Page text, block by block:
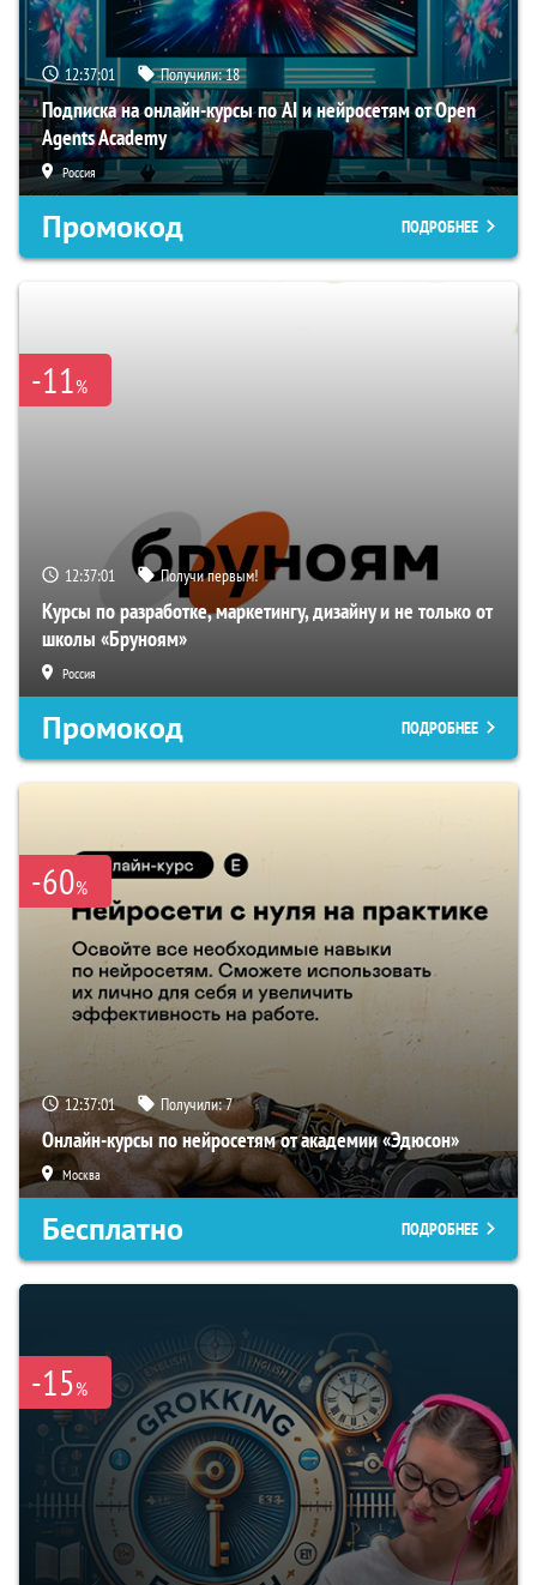
12:37:01 Получили:18
Подписка на онлайн-курсы по AI и нейросетям от Open
Agents Academy
Россия
Промокод ПОДРОБНЕЕ
-11%
12:37:01 Получи первым!
Курсы по разработке, маркетингу, дизайну и не только от
школы «Бруноям»
Россия
Промокод ПОДРОБНЕЕ
-60%
12:37:01 Получили:7
Онлайн-курсы по нейросетям от академии «Эдюсон»
Москва
Бесплатно ПОДРОБНЕЕ
-15%